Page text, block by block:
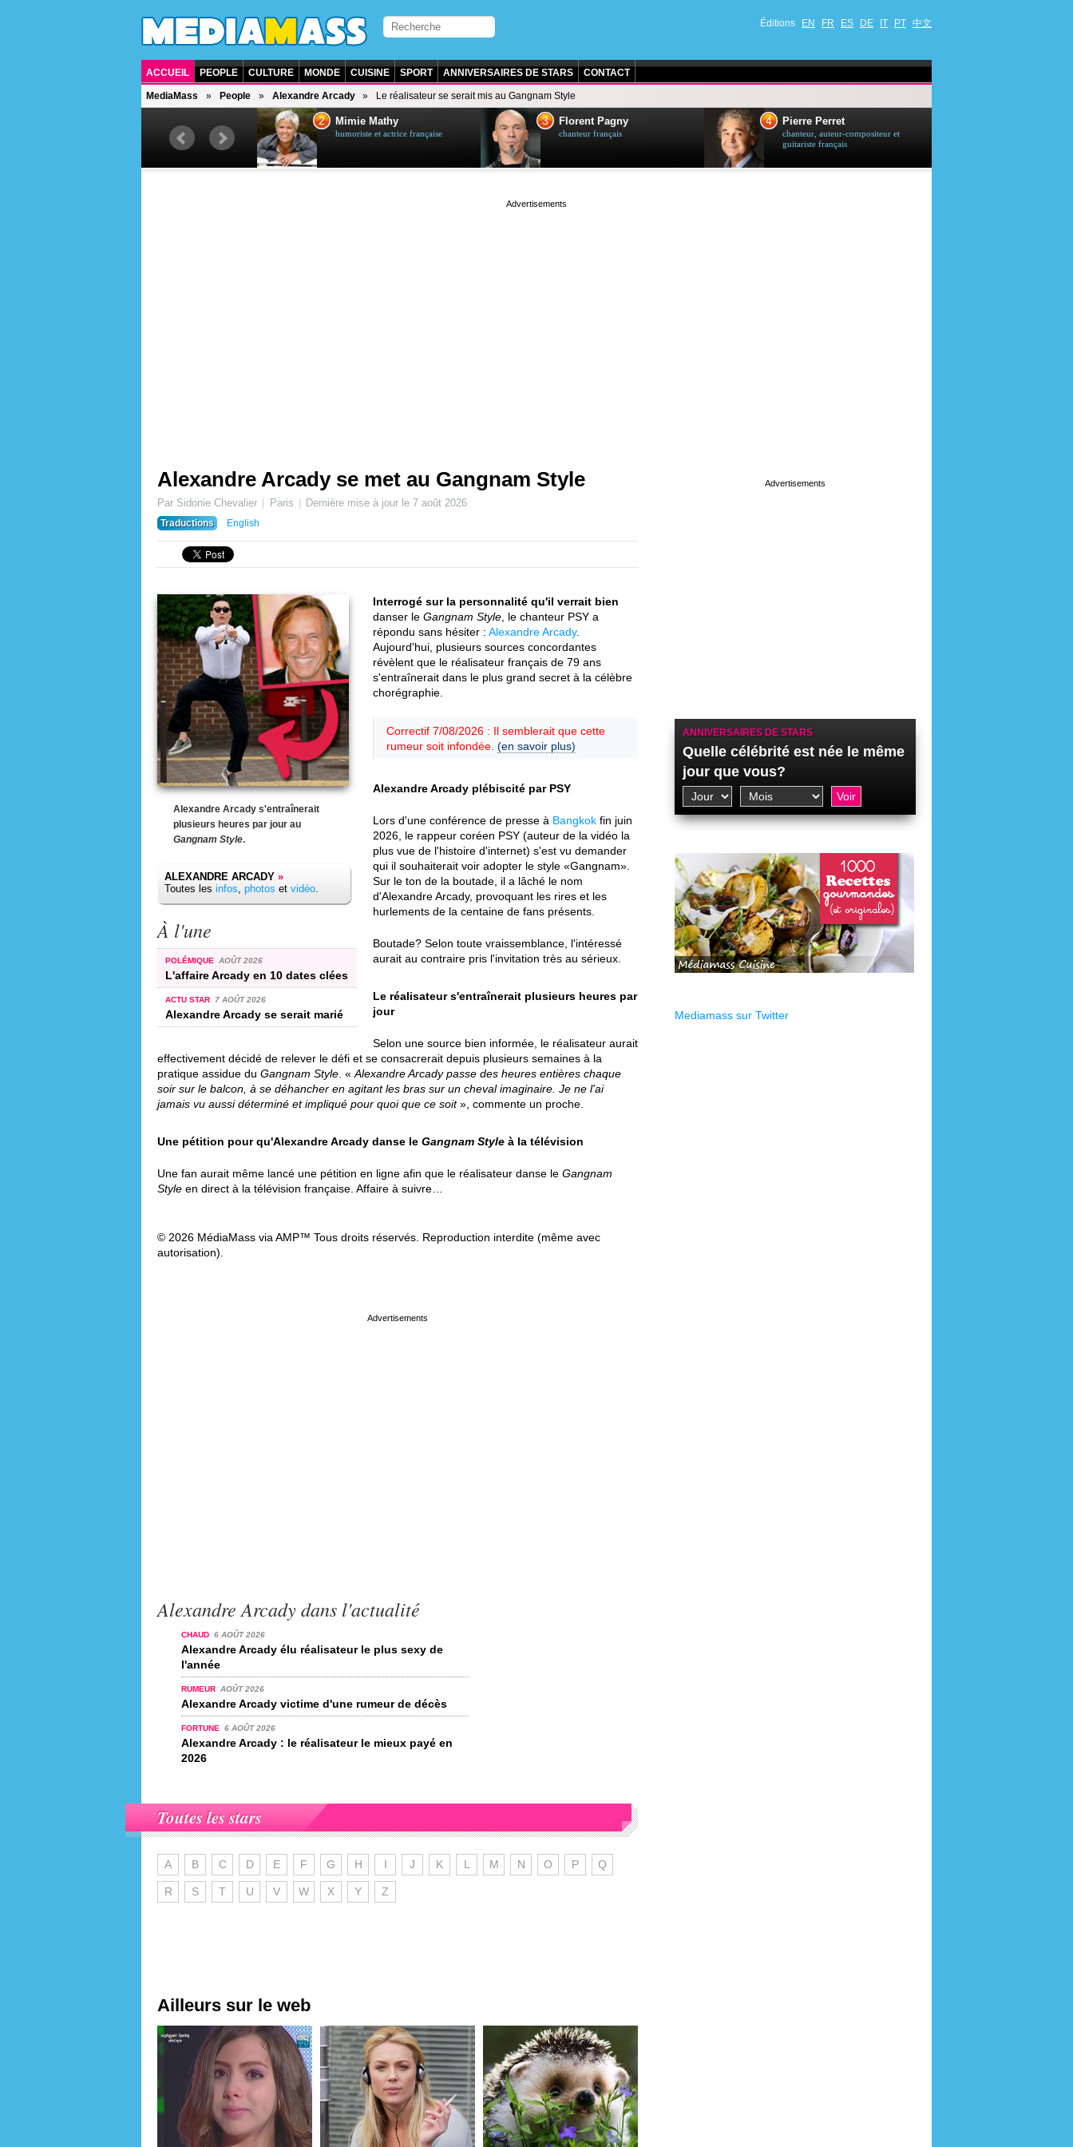
Éditions EN FR ES DE IT PT 中文
ACCUEIL PEOPLE CULTURE MONDE CUISINE SPORT ANNIVERSAIRES DE STARS CONTACT
MediaMass People Alexandre Arcady Le réalisateur se serait mis au Gangnam Style
chanteuse québécoise
2 Mimie Mathy
humoriste et actrice française
3 Florent Pagny
chanteur français
4 Pierre Perret
chanteur, auteur-compositeur et
guitariste français
Alexandre Arcady se met au Gangnam Style
Par Sidonie Chevalier Paris Dernière mise à jour le 7 août 2026
Traductions
English
Alexandre Arcady s'entraînerait
plusieurs heures par jour au
Gangnam Style.
ALEXANDRE ARCADY »
Toutes les infos, photos et vidéo.
À l'une
POLÉMIQUE AOÛT 2026
L'affaire Arcady en 10 dates clées
ACTU STAR 7 AOÛT 2026
Alexandre Arcady se serait marié
Interrogé sur la personnalité qu'il verrait bien
danser le Gangnam Style , le chanteur PSY a
répondu sans hésiter : Alexandre Arcady.
Aujourd'hui, plusieurs sources concordantes
révèlent que le réalisateur français de 79 ans
s'entraînerait dans le plus grand secret à la célèbre
chorégraphie.
Correctif 7/08/2026 : Il semblerait que cette
rumeur soit infondée. (en savoir plus)
Alexandre Arcady plébiscité par PSY
Lors d'une conférence de presse à Bangkok fin juin
2026, le rappeur coréen PSY (auteur de la vidéo la
plus vue de l'histoire d'internet) s'est vu demander
qui il souhaiterait voir adopter le style «Gangnam».
Sur le ton de la boutade, il a lâché le nom
d'Alexandre Arcady, provoquant les rires et les
hurlements de la centaine de fans présents.
Boutade? Selon toute vraissemblance, l'intéressé
aurait au contraire pris l'invitation très au sérieux.
Le réalisateur s'entraînerait plusieurs heures par
jour
Selon une source bien informée, le réalisateur aurait
effectivement décidé de relever le défi et se consacrerait depuis plusieurs semaines à la
pratique assidue du Gangnam Style . « Alexandre Arcady passe des heures entières chaque
soir sur le balcon, à se déhancher en agitant les bras sur un cheval imaginaire. Je ne l'ai
jamais vu aussi déterminé et impliqué pour quoi que ce soit», commente un proche.
Une pétition pour qu'Alexandre Arcady danse le Gangnam Style à la télévision
Une fan aurait même lancé une pétition en ligne afin que le réalisateur danse le Gangnam
Style en direct à la télévision française. Affaire à suivre…
© 2026 MédiaMass via AMP™ Tous droits réservés. Reproduction interdite (même avec
autorisation).
Alexandre Arcady dans l'actualité
CHAUD 6 AOÛT 2026
Alexandre Arcady élu réalisateur le plus sexy de
l'année
RUMEUR AOÛT 2026
Alexandre Arcady victime d'une rumeur de décès
FORTUNE 6 AOÛT 2026
Alexandre Arcady : le réalisateur le mieux payé en
2026
Toutes les stars
A B C D E F G H I J K L M N O P Q
R S T U V W X Y Z
Ailleurs sur le web
ANNIVERSAIRES DE STARS
Quelle célébrité est née le même
jour que vous?
Mediamass sur Twitter